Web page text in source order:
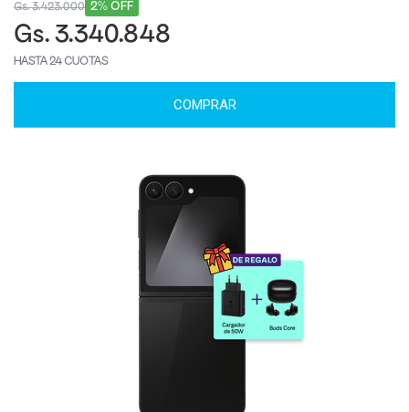
2% OFF
Gs. 3.423.000
Gs. 3.340.848
HASTA 24 CUOTAS
COMPRAR